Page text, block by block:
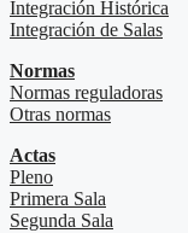
Integración Histórica
Integración de Salas
Normas
Normas reguladoras
Otras normas
Actas
Pleno
Primera Sala
Segunda Sala